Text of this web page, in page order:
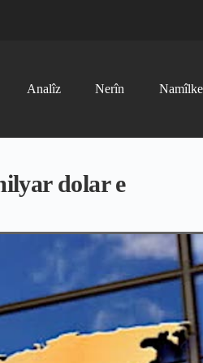
Analîz Nerîn Namîlke
dolar e